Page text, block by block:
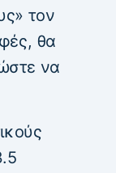
τον
θα
να